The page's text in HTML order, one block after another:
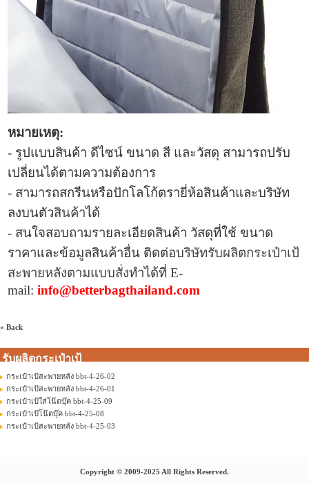
หมายเหตุ:
- รูปแบบสินค้า ดีไซน์ ขนาด สี และวัสดุ สามารถปรับ
เปลี่ยนได้ตามความต้องการ
- สามารถสกรีนหรือปักโลโก้ตรายี่ห้อสินค้าและบริษัท
ลงบนตัวสินค้าได้
- สนใจสอบถามรายละเอียดสินค้า วัสดุที่ใช้ ขนาด
ราคาและข้อมูลสินค้าอื่น ติดต่อบริษัทรับผลิตกระเป๋าเป้
สะพายหลังตามแบบสั่งทำได้ที่E-
mail:info@betterbagthailand.com
« Back
รับผลิตกระเป๋าเป้
กระเป๋าเป้สะพายหลัง bbt-4-26-02
กระเป๋าเป้สะพายหลัง bbt-4-26-01
กระเป๋าเป้ใส่โน๊ตบุ๊ค bbt-4-25-09
กระเป๋าเป้โน๊ตบุ๊ค bbt-4-25-08
กระเป๋าเป้สะพายหลัง bbt-4-25-03
Copyright © 2009-2025 All Rights Reserved.